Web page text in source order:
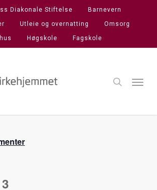
Diakonale Stiftelse
Barnevern
Utleie og overnatting
Omsorg
Høgskole Fagskole
Menu